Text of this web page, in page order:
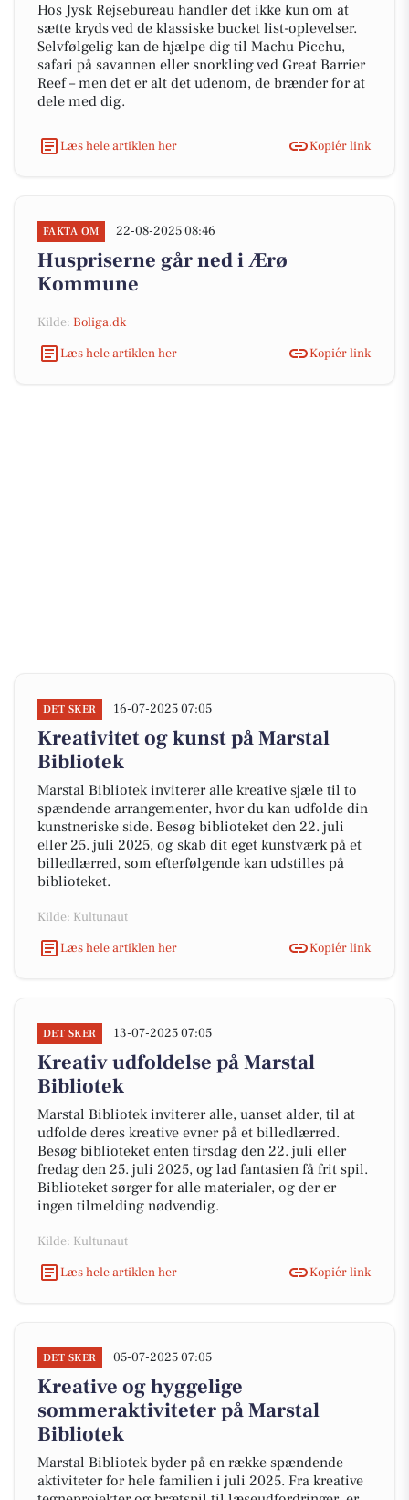
Hos Jysk Rejsebureau handler det ikke kun om at
sætte kryds ved de klassiske bucket list-oplevelser.
Selvfølgelig kan de hjælpe dig til Machu Picchu,
safari på savannen eller snorkling ved Great Barrier
Reef – men det er alt det udenom, de brænder for at
dele med dig.
Læs hele artiklen her Kopiér link
FAKTA OM 22-08-2025 08:46
Huspriserne går ned i Ærø
Kommune
Kilde: Boliga.dk
Læs hele artiklen her
Kopiér link
DET SKER 16-07-2025 07:05
Kreativitet og kunst på Marstal
Bibliotek
Marstal Bibliotek inviterer alle kreative sjæle til to
spændende arrangementer, hvor du kan udfolde din
kunstneriske side. Besøg biblioteket den 22. juli
eller 25. juli 2025, og skab dit eget kunstværk på et
billedlærred, som efterfølgende kan udstilles på
biblioteket.
Kilde: Kultunaut
Læs hele artiklen her
Kopiér link
DET SKER 13-07-2025 07:05
Kreativ udfoldelse på Marstal
Bibliotek
Marstal Bibliotek inviterer alle, uanset alder, til at
udfolde deres kreative evner på et billedlærred.
Besøg biblioteket enten tirsdag den 22. juli eller
fredag den 25. juli 2025, og lad fantasien få frit spil.
Biblioteket sørger for alle materialer, og der er
ingen tilmelding nødvendig.
Kilde: Kultunaut
Læs hele artiklen her
Kopiér link
DET SKER 05-07-2025 07:05
Kreative og hyggelige
sommeraktiviteter på Marstal
Bibliotek
Marstal Bibliotek byder på en række spændende
aktiviteter for hele familien i juli 2025. Fra kreative